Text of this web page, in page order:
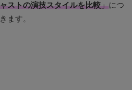
ストの演技スタイルを比較」につ
ます。